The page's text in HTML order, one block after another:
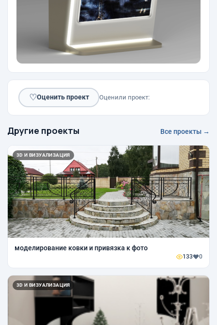
♡Оценить проект Оценили проект:
Другие проекты Все проекты →
3D И ВИЗУАЛИЗАЦИЯ
моделирование ковки и привязка к фото
133 0
3D И ВИЗУАЛИЗАЦИЯ